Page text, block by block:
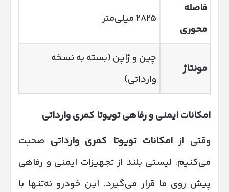
فاصله
محوری
۲۸۲۵ میلی‌متر
مونتاژ
چین و ژاپن (بسته به نسخه
وارداتی)
امکانات ایمنی و رفاهی تویوتا کمری وارداتی
وقتی ازامکانات تویوتا کمری وارداتی صحبت
می‌کنیم، لیستی بلند از تجهیزات ایمنی و رفاهی
پیش روی ما قرار می‌گیرد. این خودرو نه‌تنها با